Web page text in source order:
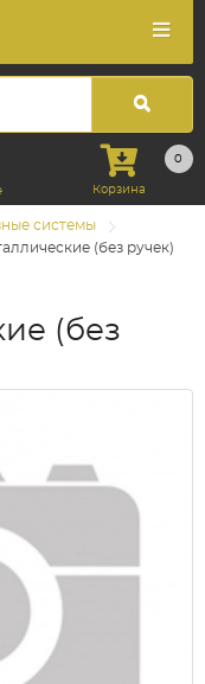
0
Корзина
системы
(без ручек)
(без